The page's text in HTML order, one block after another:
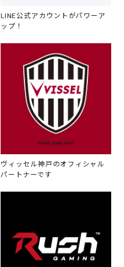
LINE公式アカウントがパワーア
ップ！
ヴィッセル神戸のオフィシャル
パートナーです